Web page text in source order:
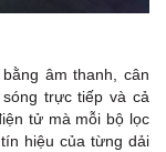
bằng âm thanh, cân
trực tiếp và cả
tử mà mỗi bộ lọc
hiệu của từng dải